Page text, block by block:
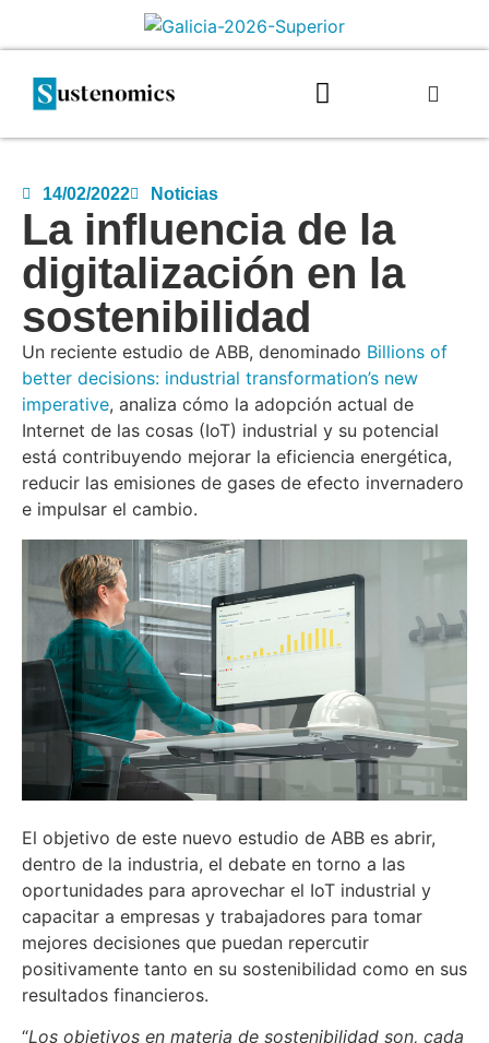
14/02/2022 Noticias
La influencia de la
digitalización en la
sostenibilidad
Un reciente estudio de ABB, denominado Billions of
better decisions: industrial transformation’s new
imperative, analiza cómo la adopción actual de
Internet de las cosas (IoT) industrial y su potencial
está contribuyendo mejorar la eficiencia energética,
reducir las emisiones de gases de efecto invernadero
e impulsar el cambio.
El objetivo de este nuevo estudio de ABB es abrir,
dentro de la industria, el debate en torno a las
oportunidades para aprovechar el IoT industrial y
capacitar a empresas y trabajadores para tomar
mejores decisiones que puedan repercutir
positivamente tanto en su sostenibilidad como en sus
resultados financieros.
“Los objetivos en materia de sostenibilidad son, cada